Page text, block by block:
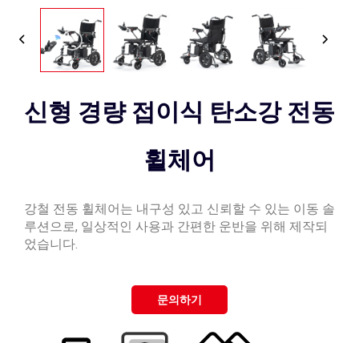
신형 경량 접이식 탄소강 전동
휠체어
강철 전동 휠체어는 내구성 있고 신뢰할 수 있는 이동 솔
루션으로, 일상적인 사용과 간편한 운반을 위해 제작되
었습니다.
문의하기